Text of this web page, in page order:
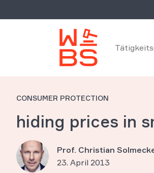
CONSUMER PROTECTION
hiding prices in
Prof. Christian
23. April 2013